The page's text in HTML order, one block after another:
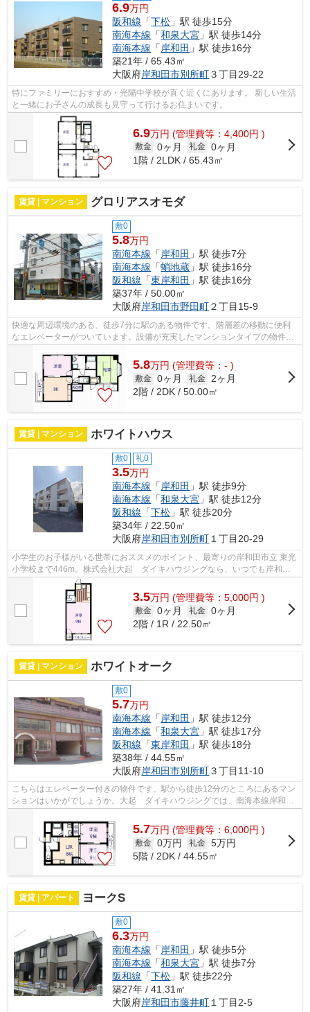
6.9万円
阪和線 「下松 」駅 徒歩15分
南海本線 「和泉大宮 」駅 徒歩14分
南海本線 「 岸和田 」駅 徒歩16分
築21年 / 65.43㎡
大阪府岸和田市別所町３丁目29-22
特にファミリーにおすすめ・光陽中学校が直ぐ近くにあります。 新しい生活
と一緒にお子さんの成長も見守って行けるお住まいです。
6.9万円 (管理費等：4,400円 )
敷金 0ヶ月 礼金 0ヶ月
1階 / 2LDK / 65.43㎡
賃貸 | マンション グロリアスオモダ
敷0
5.8万円
南海本線 「 岸和田 」駅 徒歩7分
南海本線 「蛸地蔵 」駅 徒歩16分
阪和線 「東岸和田 」駅 徒歩16分
築37年 / 50.00㎡
大阪府岸和田市野田町２丁目15-9
快適な周辺環境のある、徒歩7分に駅のある物件です。階層差の移動に便利
なエレベーターがついています。設備が充実したマンションタイプの物件。
5.8万円 (管理費等：- )
敷金 0ヶ月 礼金 2ヶ月
2階 / 2DK / 50.00㎡
賃貸 | マンション ホワイトハウス
敷0 礼0
3.5万円
南海本線 「 岸和田 」駅 徒歩9分
南海本線 「和泉大宮 」駅 徒歩12分
阪和線 「下松 」駅 徒歩20分
築34年 / 22.50㎡
大阪府岸和田市別所町 １丁目20-29
小学生のお子様がいる世帯におススメのポイント、最寄りの岸和田市立 東光
小学校まで446m。株式会社大起 ダイキハウジングなら、いつでも岸和田
市の物件を御提供しております。072-43...
3.5万円 (管理費等：5,000円 )
敷金 0ヶ月 礼金 0ヶ月
2階 / 1R / 22.50㎡
賃貸 | マンション ホワイトオーク
敷0
5.7万円
南海本線 「岸和田 」駅 徒歩12分
南海本線 「和泉大宮 」駅 徒歩17分
阪和線 「東岸和田 」駅 徒歩18分
築38年 / 44.55㎡
大阪府岸和田市別所町３丁目11-10
こちらはエレベーター付きの物件です。駅から徒歩12分のところにあるマン
ションはいかがでしょうか。大起 ダイキハウジングでは、南海本線岸和田
5.7万円 (管理費等：6,000円 )
敷金 0万円 礼金 5万円
5階 / 2DK / 44.55㎡
賃貸 | アパート ヨークS
敷0
6.3万円
南海本線 「岸和田 」駅 徒歩5分
南海本線 「和泉大宮 」駅 徒歩7分
阪和線 「下松 」駅 徒歩22分
築27年 / 41.31㎡
大阪府岸和田市藤井町１丁目2-5